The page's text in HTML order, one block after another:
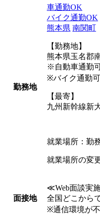
勤務地
車通勤OK
バイク通勤OK
熊本県 南関町
【勤務地】
熊本県玉名郡
※自動車通勤
※バイク通勤可
【最寄】
九州新幹線新
就業場所：勤
就業場所の変
面接地
≪Web面談実
全国どこから
※通信環境が